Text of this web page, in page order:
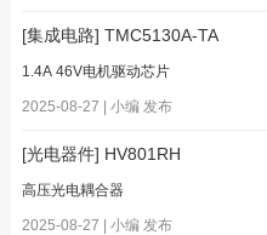
[集成电路] TMC5130A-TA
1.4A 46V电机驱动芯片
2025-08-27 | 小编 发布
[光电器件] HV801RH
高压光电耦合器
2025-08-27 | 小编 发布